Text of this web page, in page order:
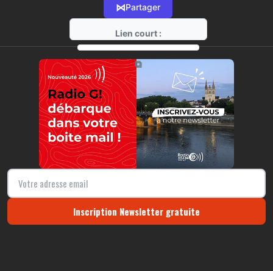
⋈Partager
Lien court :
https://radio-g.fr?22098
⧉
Inscription Newsletter gratuite